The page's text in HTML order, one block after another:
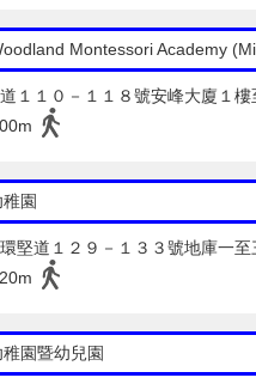
Montessori Academy
１１０－１１８號安峰大廈１樓
園
堅道１２９－１３３號地庫一至
園暨幼兒園